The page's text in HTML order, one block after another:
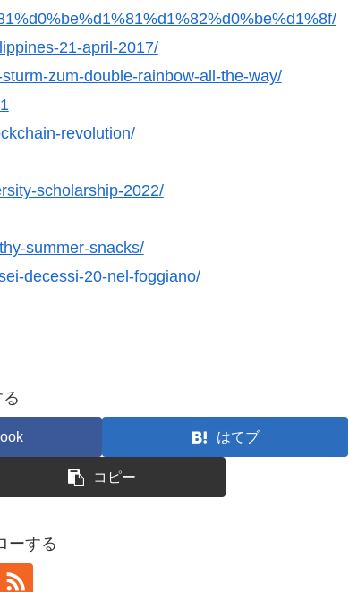
21-april-2017/
zum-double-rainbow-all-the-way/
revolution/
scholarship-2022/
summer-snacks/
decessi-20-nel-foggiano/
はてブ
コピー
ーする